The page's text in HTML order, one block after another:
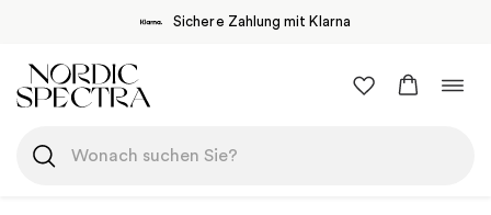
Sichere Zahlung mit Klarna
Inhalt
springen